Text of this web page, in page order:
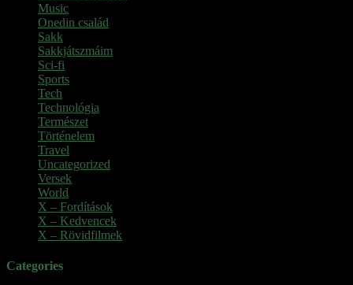
Music
Onedin család
Sakk
Sakkjátszmáim
Sci-fi
Sports
Tech
Technológia
Természet
Történelem
Travel
Uncategorized
Versek
World
X – Fordítások
X – Kedvencek
X – Rövidfilmek
Categories